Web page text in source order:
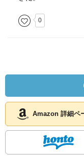
0
Amazon 詳細ペ